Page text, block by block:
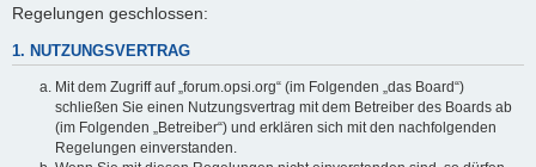
Regelungen geschlossen:
1. NUTZUNGSVERTRAG
Mit dem Zugriff auf „forum.opsi.org“ (im Folgenden „das Board“)
schließen Sie einen Nutzungsvertrag mit dem Betreiber des Boards ab
(im Folgenden „Betreiber“) und erklären sich mit den nachfolgenden
Regelungen einverstanden.